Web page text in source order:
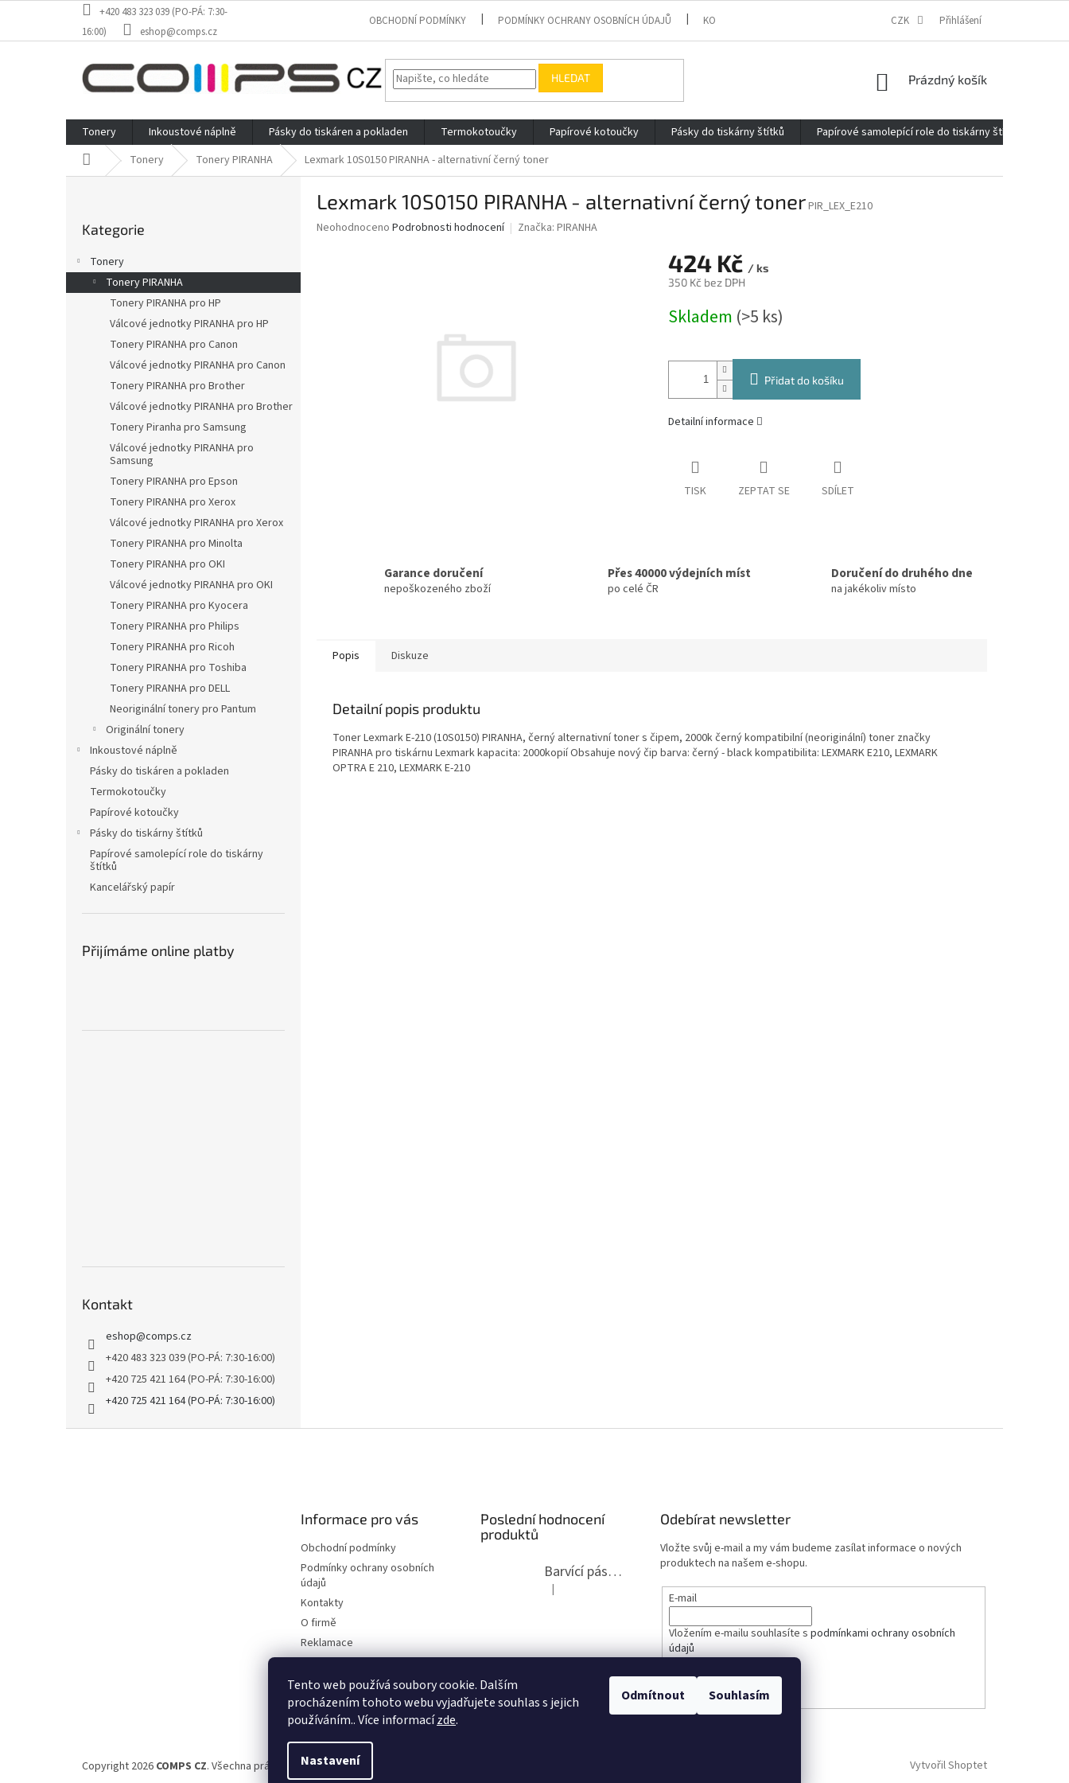
Tento web používá soubory cookie. Dalším
procházením tohoto webu vyjadřujete souhlas s jejich
používáním.. Více informacízde.
Nastavení
Odmítnout Souhlasím
obsah
+420 483 323 039 (PO-PÁ: 7:30-
16:00)
eshop@comps.cz
OBCHODNÍ PODMÍNKY PODMÍNKY OCHRANY OSOBNÍCH ÚDAJŮ KONTAKTY REKLAMACE ELEKTROMOBILITA 2020
CZK Přihlášení
HLEDAT
NÁKUPNÍ
Prázdný košík
Tonery Inkoustové náplně Pásky do tiskáren a pokladen Termokotoučky Papírové kotoučky Pásky do tiskárny štítků Papírové samolepící role do tiskárny štítků
Domů Tonery Tonery PIRANHA Lexmark 10S0150 PIRANHA - alternativní černý toner
a
n
kategorie
Kategorie
Tonery
Tonery PIRANHA
Tonery PIRANHA pro HP
Válcové jednotky PIRANHA pro HP
Tonery PIRANHA pro Canon
Válcové jednotky PIRANHA pro Canon
Tonery PIRANHA pro Brother
Válcové jednotky PIRANHA pro Brother
Tonery Piranha pro Samsung
Válcové jednotky PIRANHA pro
Samsung
Tonery PIRANHA pro Epson
Tonery PIRANHA pro Xerox
Válcové jednotky PIRANHA pro Xerox
Tonery PIRANHA pro Minolta
Tonery PIRANHA pro OKI
Válcové jednotky PIRANHA pro OKI
Tonery PIRANHA pro Kyocera
Tonery PIRANHA pro Philips
Tonery PIRANHA pro Ricoh
Tonery PIRANHA pro Toshiba
Tonery PIRANHA pro DELL
Neoriginální tonery pro Pantum
Originální tonery
Inkoustové náplně
Pásky do tiskáren a pokladen
Termokotoučky
Papírové kotoučky
Pásky do tiskárny štítků
Papírové samolepící role do tiskárny
štítků
Kancelářský papír
Přijímáme online platby
Kontakt
eshop@comps.cz
+420 483 323 039 (PO-PÁ: 7:30-16:00)
+420 725 421 164 (PO-PÁ: 7:30-16:00)
+420 725 421 164 (PO-PÁ: 7:30-16:00)
Lexmark 10S0150 PIRANHA - alternativní černý tonerPIR_LEX_E210
Průměrné
Neohodnoceno Podrobnosti hodnocení Značka: PIRANHA
424 Kč / ks
350 Kč bez DPH
cena:
Skladem (>5 ks)
Přidat do košíku
Detailní informace
TISK ZEPTAT SE SDÍLET
Garance doručení
nepoškozeného zboží
Přes 40000 výdejních míst
po celé ČR
Doručení do druhého dne
na jakékoliv místo
Popis Diskuze
Detailní popis produktu
Toner Lexmark E-210 (10S0150) PIRANHA, černý alternativní toner s čipem, 2000k černý kompatibilní (neoriginální) toner značky
PIRANHA pro tiskárnu Lexmark kapacita: 2000kopií Obsahuje nový čip barva: černý - black kompatibilita: LEXMARK E210, LEXMARK
OPTRA E 210, LEXMARK E-210
Informace pro vás
Obchodní podmínky
Podmínky ochrany osobních
údajů
Kontakty
O firmě
Reklamace
Elektromobilita 2020
Certifikáty
Možnosti dopravy
Poslední hodnocení
produktů
Barvící páska pro psací stroje DIN 1, DIN 13/10, LAND, PA červenočerná
Hodnocení produktu je 5 z 5 hvězdiček.
|
Odebírat newsletter
Vložte svůj e-mail a my vám budeme zasílat informace o nových
produktech na našem e-shopu.
E-mail
Vložením e-mailu souhlasíte spodmínkami ochrany osobních
údajů
Vytvořil Shoptet
Copyright 2026 COMPS CZ. Všechna práva vyhrazena.